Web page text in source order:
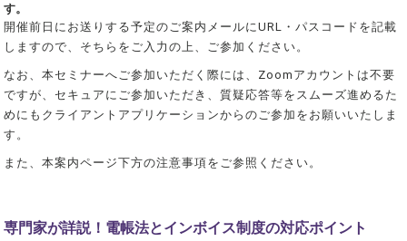
す。
開催前日にお送りする予定のご案内メールにURL・パスコードを記載
しますので、そちらをご入力の上、ご参加ください。
なお、本セミナーへご参加いただく際には、Zoomアカウントは不要
ですが、セキュアにご参加いただき、質疑応答等をスムーズ進めるた
めにもクライアントアプリケーションからのご参加をお願いいたしま
す。
また、本案内ページ下方の注意事項をご参照ください。
専門家が詳説！電帳法とインボイス制度の対応ポイント